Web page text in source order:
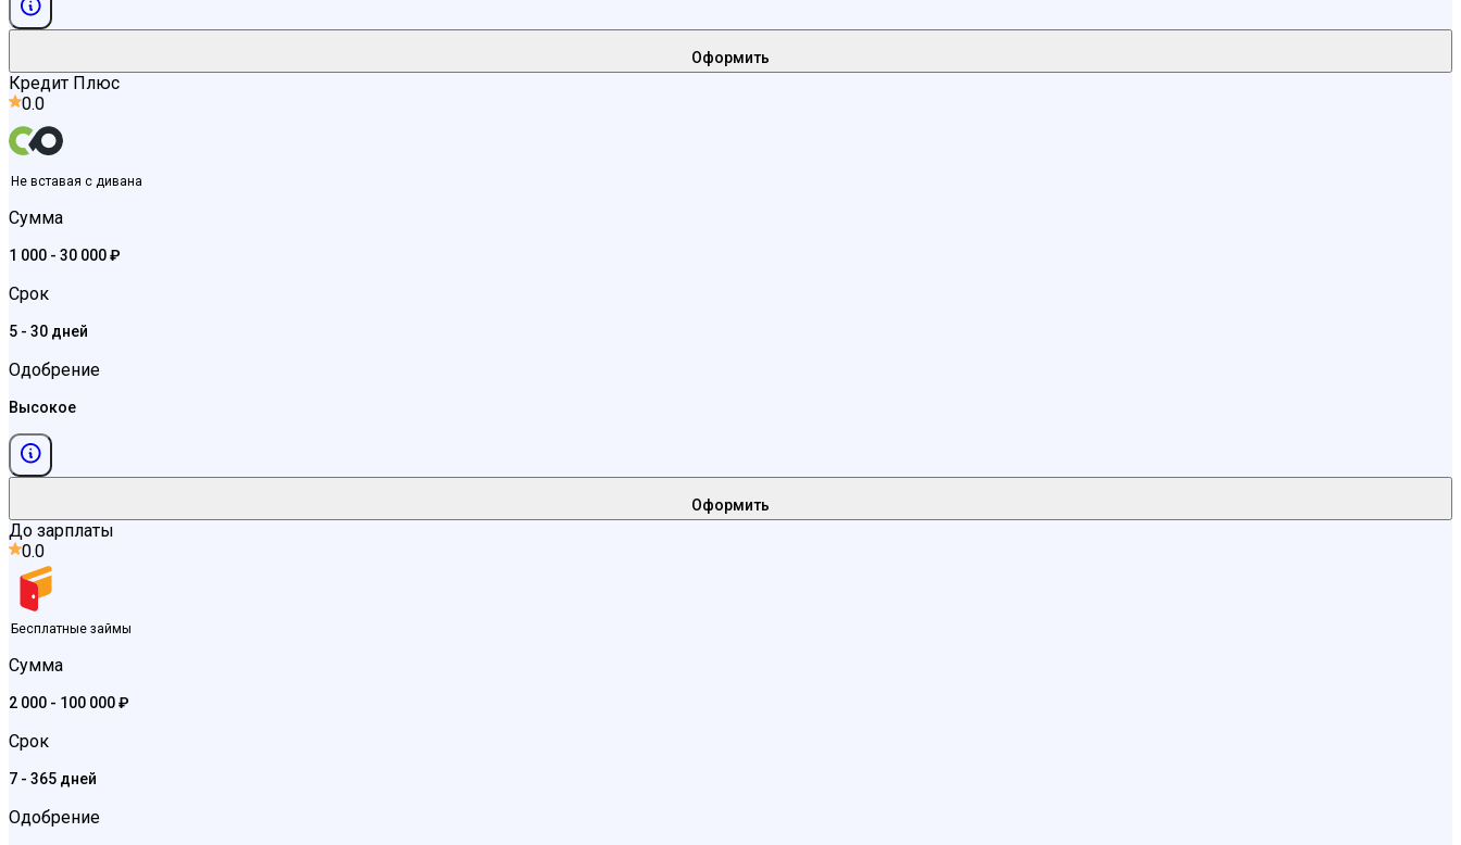
Оформить
Кредит Плюс
0.0
Не вставая с дивана
Сумма
1 000 - 30 000 ₽
Срок
5 - 30 дней
Одобрение
Высокое
Оформить
До зарплаты
0.0
Бесплатные займы
Сумма
2 000 - 100 000 ₽
Срок
7 - 365 дней
Одобрение